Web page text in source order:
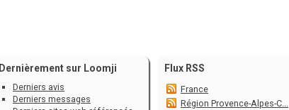
Dernièrement sur Loomji
Derniers avis
Derniers messages
Flux RSS
France
Région Provence-Alpes-C...